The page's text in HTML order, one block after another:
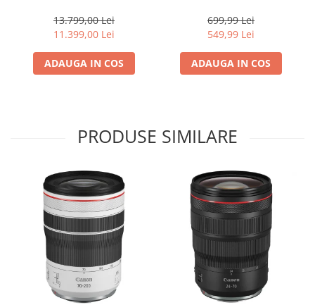
13.799,00 Lei
11.399,00 Lei
ADAUGA IN COS
699,99 Lei
549,99 Lei
ADAUGA IN COS
PRODUSE SIMILARE